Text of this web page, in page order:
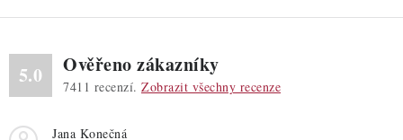
5.0 Ověřeno zákazníky
7411 recenzí. Zobrazit všechny recenze
Jana Konečná